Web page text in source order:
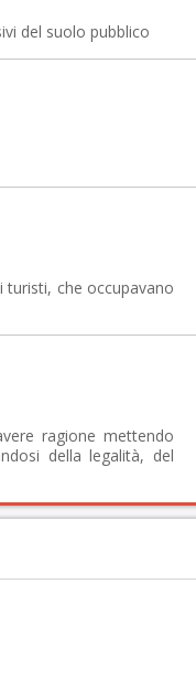
del suolo pubblico
turisti, che occupavano
ragione mettendo
della legalità, del